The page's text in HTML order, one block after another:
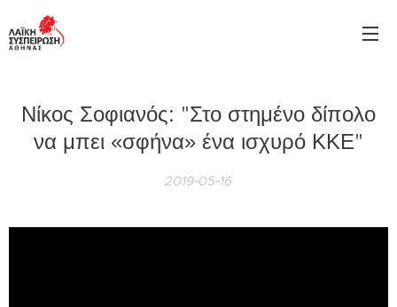
Νίκος Σοφιανός: "Στο στημένο δίπολο
να μπει «σφήνα» ένα ισχυρό ΚΚΕ"
2019-05-16